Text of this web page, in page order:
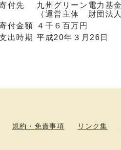
付先
九州グリーン電力基
（運営主体 財団法
付金額
４千６百万円
出時期 平成20年３月26日
規約・免責事項 リンク集